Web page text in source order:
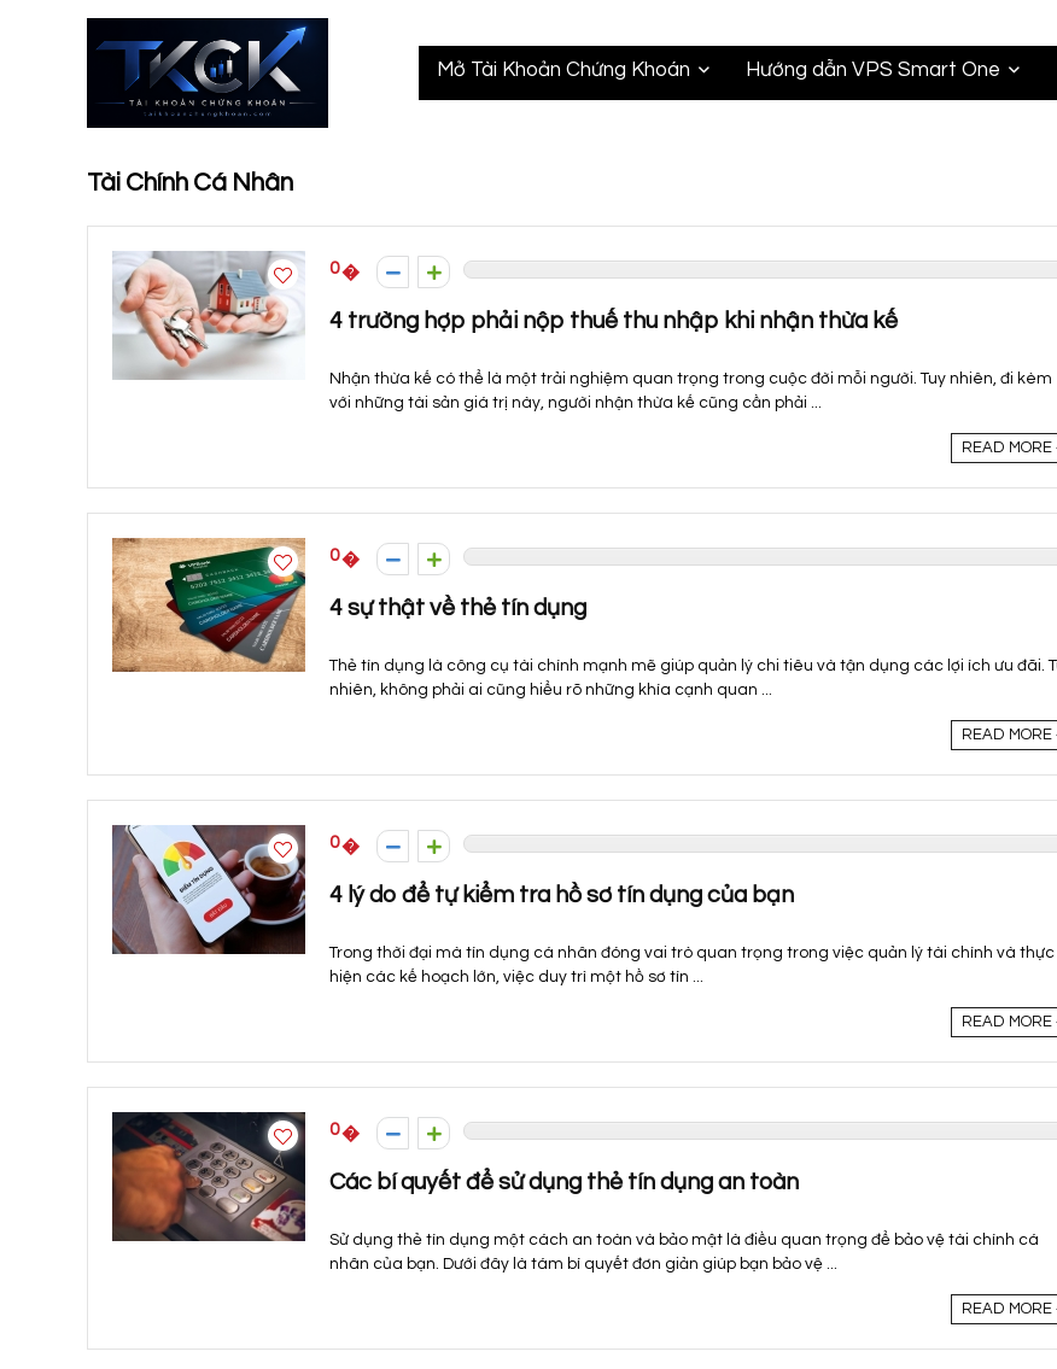
Mở Tài Khoản Chứng Khoán Hướng dẫn VPS Smart One
Tài Chính Cá Nhân
0
4 trường hợp phải nộp thuế thu nhập khi nhận thừa kế
Nhận thừa kế có thể là một trải nghiệm quan trọng trong cuộc đời mỗi người. Tuy nhiên, đi kèm
với những tài sản giá trị này, người nhận thừa kế cũng cần phải ...
READ MORE
0
4 sự thật về thẻ tín dụng
Thẻ tín dụng là công cụ tài chính mạnh mẽ giúp quản lý chi tiêu và tận dụng các lợi ích ưu đãi.
nhiên, không phải ai cũng hiểu rõ những khía cạnh quan ...
READ MORE
0
4 lý do để tự kiểm tra hồ sơ tín dụng của bạn
Trong thời đại mà tín dụng cá nhân đóng vai trò quan trọng trong việc quản lý tài chính và thực
hiện các kế hoạch lớn, việc duy trì một hồ sơ tín ...
READ MORE
0
Các bí quyết để sử dụng thẻ tín dụng an toàn
Sử dụng thẻ tín dụng một cách an toàn và bảo mật là điều quan trọng để bảo vệ tài chính cá
nhân của bạn. Dưới đây là tám bí quyết đơn giản giúp bạn bảo vệ ...
READ MORE